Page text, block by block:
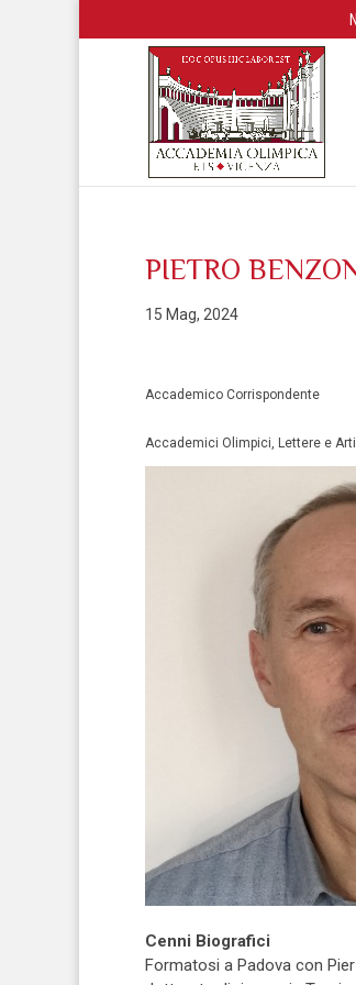
PIETRO
15 Mag, 2024
Accademico Corrispondente
Accademici Olimpici, Lettere e Arti
Cenni Biografici
Formatosi a Padova con